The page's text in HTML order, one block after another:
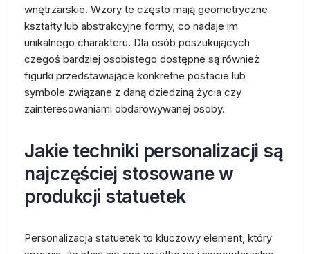
wnętrzarskie. Wzory te często mają geometryczne
kształty lub abstrakcyjne formy, co nadaje im
unikalnego charakteru. Dla osób poszukujących
czegoś bardziej osobistego dostępne są również
figurki przedstawiające konkretne postacie lub
symbole związane z daną dziedziną życia czy
zainteresowaniami obdarowywanej osoby.
Jakie techniki personalizacji są
najczęściej stosowane w
produkcji statuetek
Personalizacja statuetek to kluczowy element, który